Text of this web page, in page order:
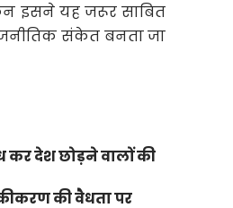
इसने यह जरूर साबित
संकेत बनता जा
कर देश छोड़ने वालों की
की वैधता पर